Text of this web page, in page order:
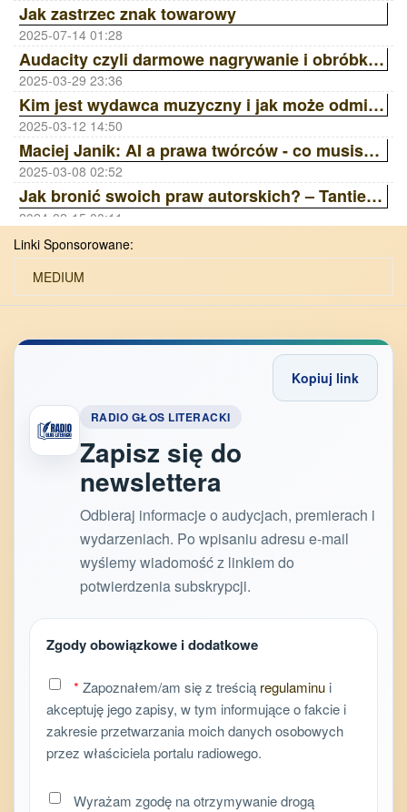
Jak zastrzec znak towarowy
2025-07-14 01:28
Audacity czyli darmowe nagrywanie i obróbka dźwięku
2025-03-29 23:36
Kim jest wydawca muzyczny i jak może odmienić Twoją karierę? | Ania Laskowska Sony Music Publishing ZAiKS Akademia
2025-03-12 14:50
Maciej Janik: AI a prawa twórców - co musisz wiedzieć? Wywiad z prawnikiem | ZAiKS Akademia
2025-03-08 02:52
Jak bronić swoich praw autorskich? – Tantiemy, Licencje, Ai | ZAiKS Akademia
2024-02-15 00:11
Linki Sponsorowane:
MEDIUM
Kopiuj link
RADIO GŁOS LITERACKI
Zapisz się do
newslettera
Odbieraj informacje o audycjach, premierach i
wydarzeniach. Po wpisaniu adresu e-mail
wyślemy wiadomość z linkiem do
potwierdzenia subskrypcji.
Zgody obowiązkowe i dodatkowe
* Zapoznałem/am się z treścią regulaminu i
akceptuję jego zapisy, w tym informujące o fakcie i
zakresie przetwarzania moich danych osobowych
przez właściciela portalu radiowego.
Wyrażam zgodę na otrzymywanie drogą